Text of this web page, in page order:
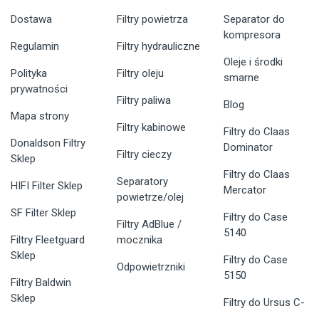
Dostawa
Regulamin
Polityka
prywatności
Mapa strony
Donaldson Filtry
Sklep
HIFI Filter Sklep
SF Filter Sklep
Filtry Fleetguard
Sklep
Filtry Baldwin
Sklep
Filtry powietrza
Filtry hydrauliczne
Filtry oleju
Filtry paliwa
Filtry kabinowe
Filtry cieczy
Separatory
powietrze/olej
Filtry AdBlue /
mocznika
Odpowietrzniki
Separator do
kompresora
Oleje i środki
smarne
Blog
Filtry do Claas
Dominator
Filtry do Claas
Mercator
Filtry do Case
5140
Filtry do Case
5150
Filtry do Ursus C-